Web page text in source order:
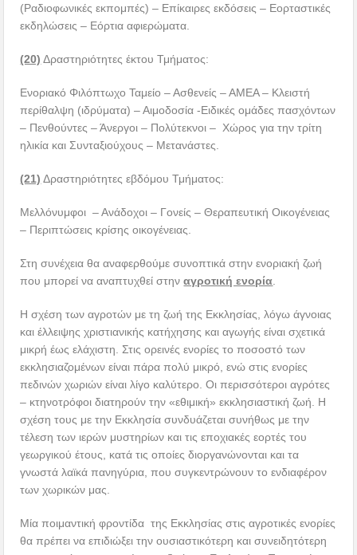
(Ραδιοφωνικές εκπομπές) – Eπίκαιρες εκδόσεις – Εορταστικές
εκδηλώσεις – Εόρτια αφιερώματα.
(20) Δραστηριότητες έκτου Τμήματος:
Ενοριακό Φιλόπτωχο Ταμείο – Ασθενείς – ΑΜΕΑ – Κλειστή
περίθαλψη (ιδρύματα) – Αιμοδοσία -Ειδικές ομάδες πασχόντων
– Πενθούντες – Άνεργοι – Πολύτεκνοι – Χώρος για την τρίτη
ηλικία και Συνταξιούχους – Μετανάστες.
(21) Δραστηριότητες εβδόμου Τμήματος:
Μελλόνυμφοι – Ανάδοχοι – Γονείς – Θεραπευτική Οικογένειας
– Περιπτώσεις κρίσης οικογένειας.
Στη συνέχεια θα αναφερθούμε συνοπτικά στην ενοριακή ζωή
που μπορεί να αναπτυχθεί στηναγροτική ενορία
Η σχέση των αγροτών με τη ζωή της Εκκλησίας, λόγω άγνοιας
και έλλειψης χριστιανικής κατήχησης και αγωγής είναι σχετικά
μικρή έως ελάχιστη. Στις ορεινές ενορίες το ποσοστό των
εκκλησιαζομένων είναι πάρα πολύ μικρό, ενώ στις ενορίες
πεδινών χωριών είναι λίγο καλύτερο. Οι περισσότεροι αγρότες
– κτηνοτρόφοι διατηρούν την «εθιμική» εκκλησιαστική ζωή. Η
σχέση τους με την Εκκλησία συνδυάζεται συνήθως με την
τέλεση των ιερών μυστηρίων και τις εποχιακές εορτές του
γεωργικού έτους, κατά τις οποίες διοργανώνονται και τα
γνωστά λαϊκά πανηγύρια, που συγκεντρώνουν το ενδιαφέρον
των χωρικών μας.
Μία ποιμαντική φροντίδα της Εκκλησίας στις αγροτικές ενορίες
θα πρέπει να επιδιώξει την ουσιαστικότερη και συνειδητότερη